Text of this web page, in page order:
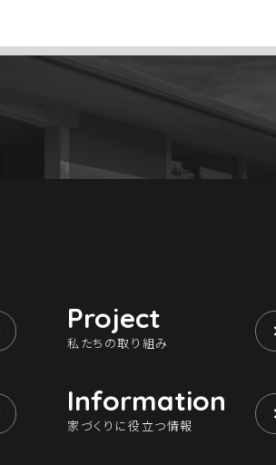
Project
私たちの取り組み
Information
家づくりに役立つ情報